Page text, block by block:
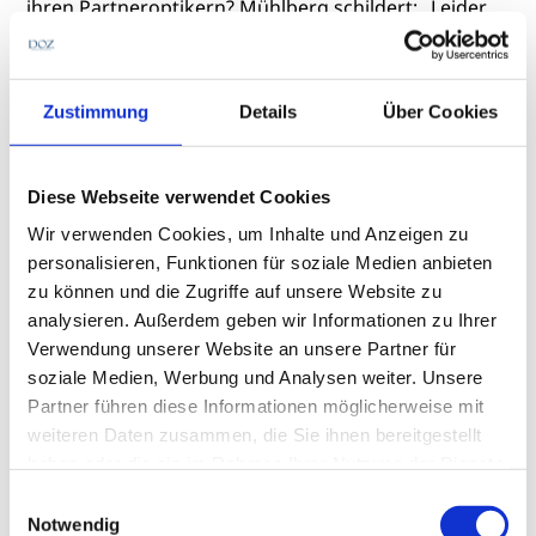
Zustimmung Details Über Cookies
Diese Webseite verwendet Cookies
Wir verwenden Cookies, um Inhalte und Anzeigen zu
personalisieren, Funktionen für soziale Medien anbieten
zu können und die Zugriffe auf unsere Website zu
analysieren. Außerdem geben wir Informationen zu Ihrer
Verwendung unserer Website an unsere Partner für
soziale Medien, Werbung und Analysen weiter. Unsere
Partner führen diese Informationen möglicherweise mit
weiteren Daten zusammen, die Sie ihnen bereitgestellt
Notwendig
ihren Partneroptikern? Mühlberg schildert: „Leider
stellen wir aktuell wieder verstärkt fest, dass doch
recht viele Augenoptiker keine Kontaktlinsen-
(VDCO) und internationale (BCLA, EUROMCONTACT)
Fachverbände von führenden Wissenschaftlern
Handlungsempfehlungen und Hygienerichtlinien
zusammengefasst haben“. Die Kontaktlinse sehe
man daher weiterhin „absolut als Krisen-Instrument“
für den Augenoptiker.